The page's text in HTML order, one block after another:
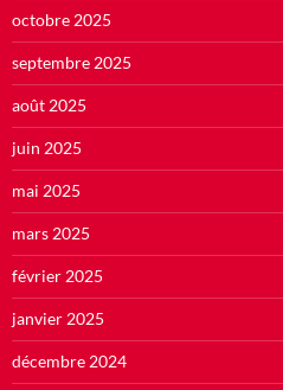
octobre 2025
septembre 2025
août 2025
juin 2025
mai 2025
mars 2025
février 2025
janvier 2025
décembre 2024